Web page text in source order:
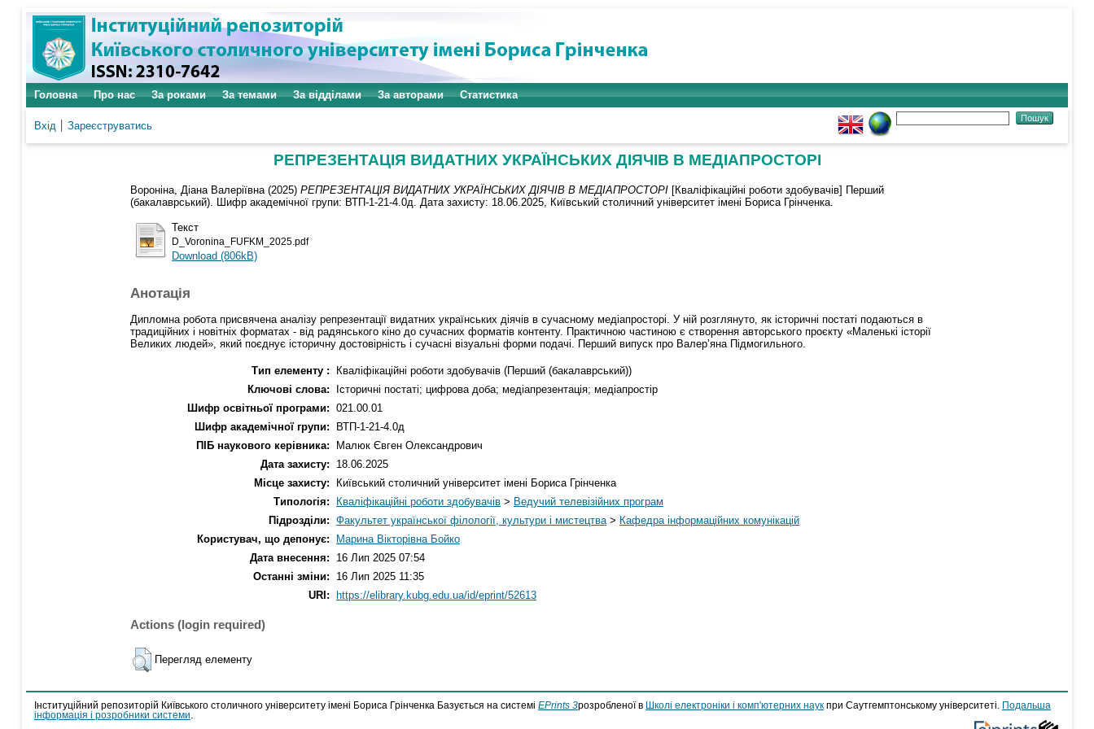
Головна Про нас За роками За темами За відділами За авторами Статистика
Вхід Зареєструватись
РЕПРЕЗЕНТАЦІЯ ВИДАТНИХ УКРАЇНСЬКИХ ДІЯЧІВ В МЕДІАПРОСТОРІ
Вороніна, Діана Валеріївна (2025) РЕПРЕЗЕНТАЦІЯ ВИДАТНИХ УКРАЇНСЬКИХ ДІЯЧІВ В МЕДІАПРОСТОРІ [Кваліфікаційні роботи здобувачів] Перший
(бакалаврський). Шифр академічної групи: ВТП-1-21-4.0д. Дата захисту: 18.06.2025, Київський столичний університет імені Бориса Грінченка.
Текст
D_Voronina_FUFKM_2025.pdf
Download (806kB)
Анотація
Дипломна робота присвячена аналізу репрезентації видатних українських діячів в сучасному медіапросторі. У ній розглянуто, як історичні постаті подаються в
традиційних і новітніх форматах - від радянського кіно до сучасних форматів контенту. Практичною частиною є створення авторського проєкту «Маленькі історії
Великих людей», який поєднує історичну достовірність і сучасні візуальні форми подачі. Перший випуск про Валер’яна Підмогильного.
Тип елементу :
Кваліфікаційні роботи здобувачів (Перший (бакалаврський))
Ключові слова:
Історичні постаті; цифрова доба; медіапрезентація; медіапростір
Шифр освітньої програми: 021.00.01
Шифр академічної групи:
ВТП-1-21-4.0д
ПІБ наукового керівника:
Малюк Євген Олександрович
Дата захисту:
18.06.2025
Місце захисту:
Київський столичний університет імені Бориса Грінченка
Типологія:
Кваліфікаційні роботи здобувачів > Ведучий телевізійних програм
Підрозділи: Факультет української філології, культури і мистецтва > Кафедра інформаційних комунікацій
Користувач, що депонує:
Марина Вікторівна Бойко
Дата внесення:
16 Лип 2025 07:54
Останні зміни:
16 Лип 2025 11:35
URI:
https://elibrary.kubg.edu.ua/id/eprint/52613
Actions (login required)
Перегляд елементу
Інституційний репозиторій Київського столичного університету імені Бориса Грінченка Базується на системі EPrints 3розробленої в Школі електроніки і комп'ютерних наук при Саутгемптонському університеті.
Подальша
інформація і розробники системи